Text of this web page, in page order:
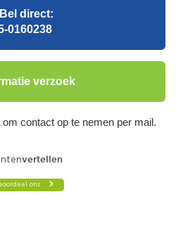
Bel direct:
0160238
verzoek
om contact op te nemen per mail.